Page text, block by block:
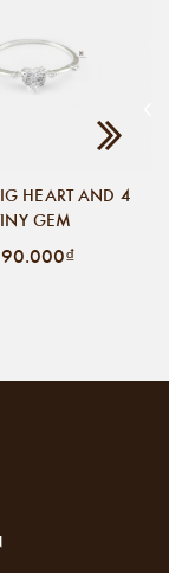
HEART AND 4
GEM